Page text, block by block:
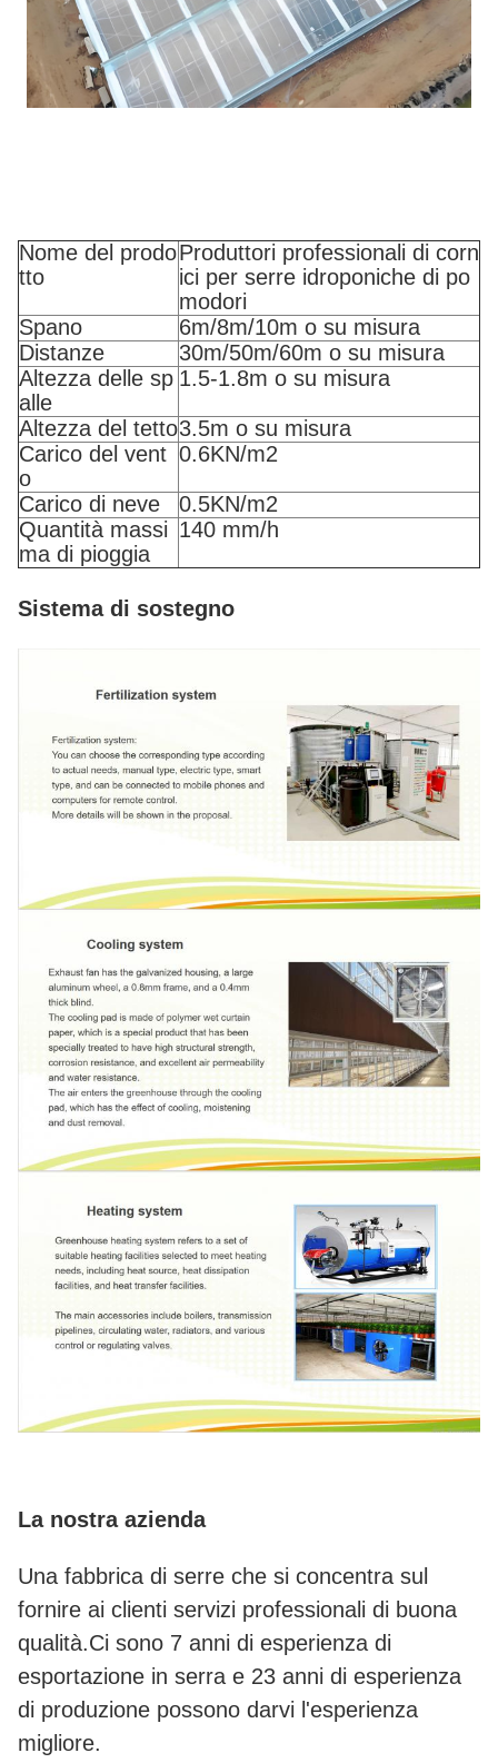
Nome del prodo
tto
Produttori professionali di corn
ici per serre idroponiche di po
modori
Spano
6m/8m/10m o su misura
Distanze
30m/50m/60m o su misura
Altezza delle sp
alle
1.5-1.8m o su misura
Altezza del tetto3.5m o su misura
Carico del vent
o
0.6KN/m2
Carico di neve
0.5KN/m2
Quantità massi
ma di pioggia
140 mm/h
Sistema di sostegno
La nostra azienda
Una fabbrica di serre che si concentra sul
fornire ai clienti servizi professionali di buona
qualità.Ci sono 7 anni di esperienza di
esportazione in serra e 23 anni di esperienza
di produzione possono darvi l'esperienza
migliore.